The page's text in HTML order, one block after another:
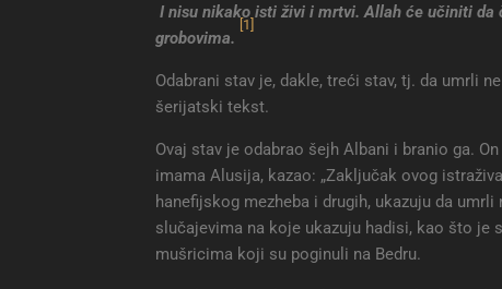
I nisu nikako isti živi i mrtvi. Allah će učiniti da
grobovima.
[1]
Odabrani stav je, dakle, treći stav, tj. da umrli
šerijatski tekst.
Ovaj stav je odabrao šejh Albani i branio ga.
imama Alusija, kazao: „Zaključak ovog
hanefijskog mezheba i drugih, ukazuju da
slučajevima na koje ukazuju hadisi, kao što je
mušricima koji su poginuli na Bedru.